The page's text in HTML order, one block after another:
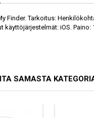
Finder. Tarkoitus:
käyttöjärjestelmät: iOS.
SAMASTA